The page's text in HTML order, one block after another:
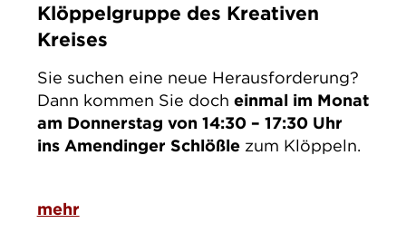
Klöppelgruppe des Kreativen
Kreises
Sie suchen eine neue Herausforderung?
Dann kommen Sie doch einmal im Monat
am Donnerstag von 14:30 – 17:30 Uhr
ins Amendinger Schlößlezum Klöppeln.
mehr